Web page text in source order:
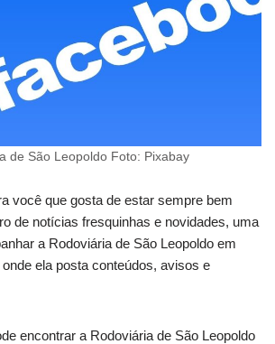
de São Leopoldo Foto: Pixabay
você que gosta de estar sempre bem
de notícias fresquinhas e novidades, uma
a Rodoviária de São Leopoldo em
ela posta conteúdos, avisos e
encontrar a Rodoviária de São Leopoldo